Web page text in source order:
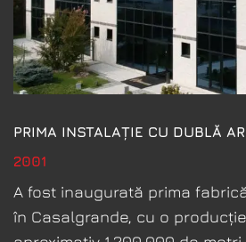
PRIMA INSTALAȚIE CU DUBLĂ
2001
A fost inaugurată prima
în Casalgrande, cu o